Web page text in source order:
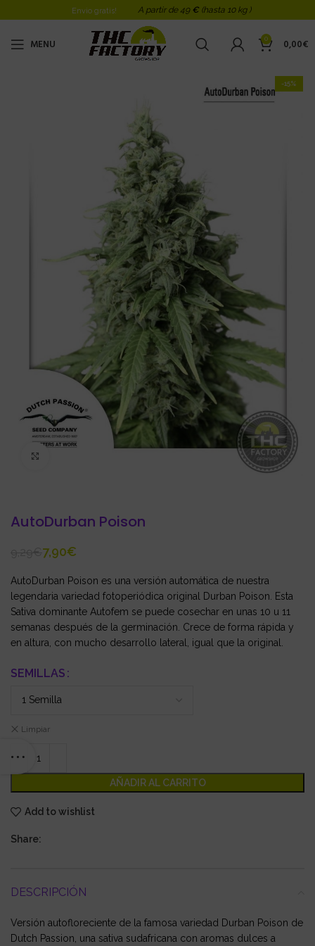
Envio gratis! A partir de 49 € (hasta 10 kg )
MENU 0 0,00€
-15%
AutoDurban Poison
7,90€
AutoDurban Poison es una versión automática de nuestra
legendaria variedad fotoperiódica original Durban Poison. Esta
Sativa dominante Autofem se puede cosechar en unas 10 u 11
semanas después de la germinación. Crece de forma rápida y
en altura, con mucho desarrollo lateral, igual que la original.
SEMILLAS
Limpiar
AÑADIR AL CARRITO
Add to wishlist
Share:
DESCRIPCIÓN
Versión autofloreciente de la famosa variedad Durban Poison de
Dutch Passion, una sativa sudafricana con aromas dulces a